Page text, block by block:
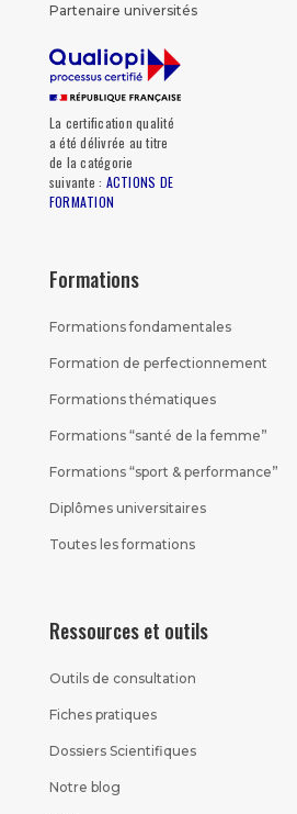
Partenaire universités
La certification qualité
a été délivrée au titre
de la catégorie
suivante : ACTIONS DE
FORMATION
Formations
Formations fondamentales
Formation de perfectionnement
Formations thématiques
Formations “santé de la femme”
Formations “sport & performance”
Diplômes universitaires
Toutes les formations
Ressources et outils
Outils de consultation
Fiches pratiques
Dossiers Scientifiques
Notre blog